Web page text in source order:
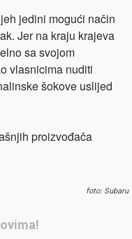
jedini mogući način
Jer na kraju krajeva
sa svojom
vlasnicima nuditi
šokove uslijed
proizvođača
foto: Subaru